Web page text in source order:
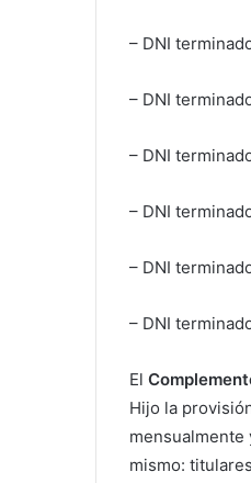
– DNI
– DNI
– DNI
– DNI
– DNI
– DNI
El
Hijo la
mensualmente
mismo: